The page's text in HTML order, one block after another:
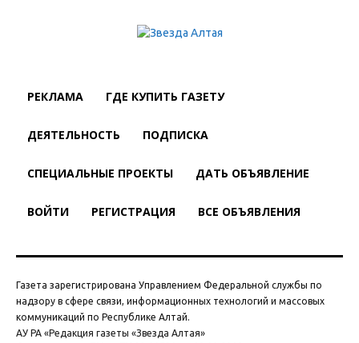
РЕКЛАМА ГДЕ КУПИТЬ ГАЗЕТУ
ДЕЯТЕЛЬНОСТЬ ПОДПИСКА
СПЕЦИАЛЬНЫЕ ПРОЕКТЫ ДАТЬ ОБЪЯВЛЕНИЕ
ВОЙТИ РЕГИСТРАЦИЯ ВСЕ ОБЪЯВЛЕНИЯ
Газета зарегистрирована Управлением Федеральной службы по
надзору в сфере связи, информационных технологий и массовых
коммуникаций по Республике Алтай.
АУ РА «Редакция газеты «Звезда Алтая»